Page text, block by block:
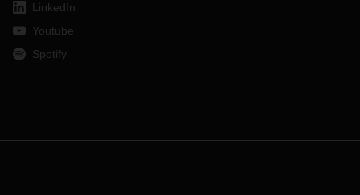
LinkedIn
Youtube
Spotify